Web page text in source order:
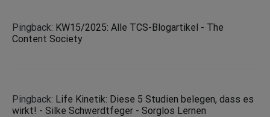
Pingback: KW15/2025: Alle TCS-Blogartikel - The
Content Society
Pingback: Life Kinetik: Diese 5 Studien belegen, dass es
wirkt! - Silke Schwerdtfeger - Sorglos Lernen